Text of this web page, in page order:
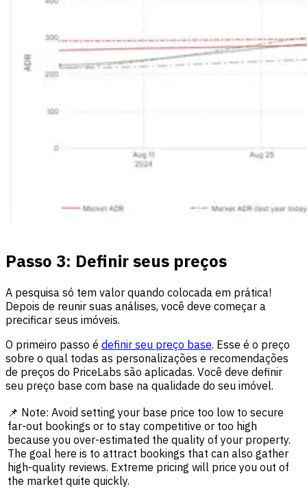
Passo 3: Definir seus preços
A pesquisa só tem valor quando colocada em prática!
Depois de reunir suas análises, você deve começar a
precificar seus imóveis.
O primeiro passo é definir seu preço base. Esse é o preço
sobre o qual todas as personalizações e recomendações
de preços do PriceLabs são aplicadas. Você deve definir
seu preço base com base na qualidade do seu imóvel.
📌 Note: Avoid setting your base price too low to secure
far-out bookings or to stay competitive or too high
because you over-estimated the quality of your property.
The goal here is to attract bookings that can also gather
high-quality reviews. Extreme pricing will price you out of
the market quite quickly.